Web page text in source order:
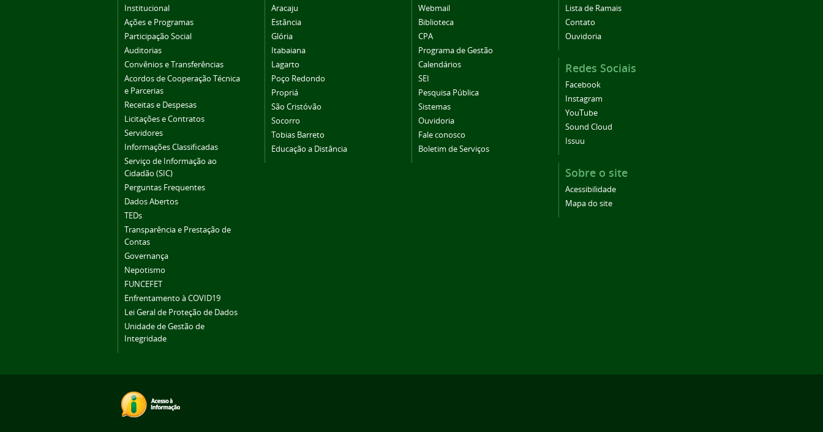
Institucional
Ações e Programas
Participação Social
Auditorias
Convênios e Transferências
Acordos de Cooperação Técnica
e Parcerias
Receitas e Despesas
Licitações e Contratos
Servidores
Informações Classificadas
Serviço de Informação ao
Cidadão (SIC)
Perguntas Frequentes
Dados Abertos
TEDs
Transparência e Prestação de
Contas
Governança
Nepotismo
FUNCEFET
Enfrentamento à COVID19
Lei Geral de Proteção de Dados
Unidade de Gestão de
Integridade
Aracaju
Estância
Glória
Itabaiana
Lagarto
Poço Redondo
Propriá
São Cristóvão
Socorro
Tobias Barreto
Educação a Distância
Webmail
Biblioteca
CPA
Programa de Gestão
Calendários
SEI
Pesquisa Pública
Sistemas
Ouvidoria
Fale conosco
Boletim de Serviços
Lista de Ramais
Contato
Ouvidoria
Redes Sociais
Facebook
Instagram
YouTube
Sound Cloud
Issuu
Sobre o site
Acessibilidade
Mapa do site